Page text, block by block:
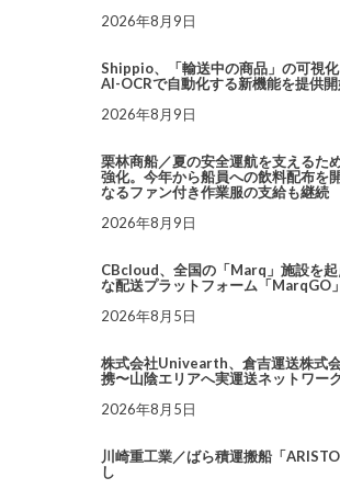
2026年8月9日
Shippio、「輸送中の商品」の可視
AI-OCRで自動化する新機能を提供開
2026年8月9日
栗林商船／夏の安全運航を支えるた
強化。今年から船員への飲料配布を
なるファン付き作業服の支給も継続
2026年8月9日
CBcloud、全国の「Marq」施設を起
な配送プラットフォーム「MarqGO
2026年8月5日
株式会社Univearth、倉吉運送株式
携〜山陰エリアへ実運送ネットワー
2026年8月5日
川崎重工業／ばら積運搬船「
し